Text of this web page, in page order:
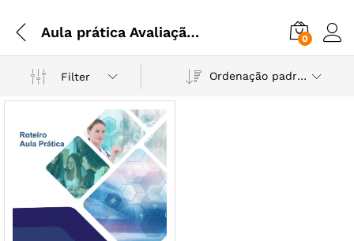
Aula prática Avaliação Psicopedagógica 0
Filter Ordenação padrão